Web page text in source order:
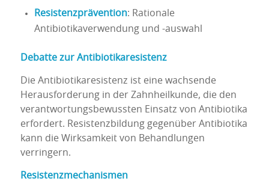
Resistenzprävention: Rationale
Antibiotikaverwendung und -auswahl
Debatte zur Antibiotikaresistenz
Die Antibiotikaresistenz ist eine wachsende
Herausforderung in der Zahnheilkunde, die den
verantwortungsbewussten Einsatz von Antibiotika
erfordert. Resistenzbildung gegenüber Antibiotika
kann die Wirksamkeit von Behandlungen
verringern.
Resistenzmechanismen